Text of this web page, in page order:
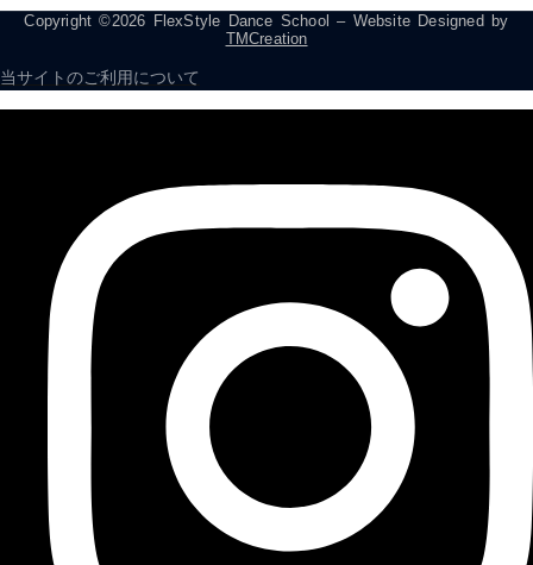
Copyright ©2026 FlexStyle Dance School – Website Designed by
TMCreation
当サイトのご利用について